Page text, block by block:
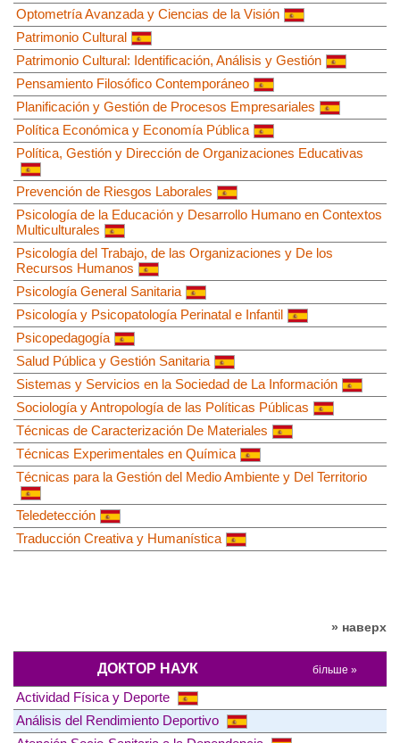
Optometría Avanzada y Ciencias de la Visión
Patrimonio Cultural
Patrimonio Cultural: Identificación, Análisis y Gestión
Pensamiento Filosófico Contemporáneo
Planificación y Gestión de Procesos Empresariales
Política Económica y Economía Pública
Política, Gestión y Dirección de Organizaciones Educativas
Prevención de Riesgos Laborales
Psicología de la Educación y Desarrollo Humano en Contextos
Multiculturales
Psicología del Trabajo, de las Organizaciones y De los
Recursos Humanos
Psicología General Sanitaria
Psicología y Psicopatología Perinatal e Infantil
Psicopedagogía
Salud Pública y Gestión Sanitaria
Sistemas y Servicios en la Sociedad de La Información
Sociología y Antropología de las Políticas Públicas
Técnicas de Caracterización De Materiales
Técnicas Experimentales en Química
Técnicas para la Gestión del Medio Ambiente y Del Territorio
Teledetección
Traducción Creativa y Humanística
» наверх
ДОКТОР НАУК більше »
Actividad Física y Deporte
Análisis del Rendimiento Deportivo